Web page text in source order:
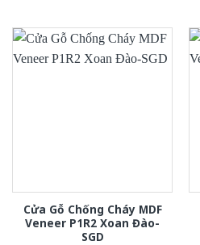
Cửa Gỗ Chống Cháy MDF
Veneer P1R2 Xoan Đào-
SGD